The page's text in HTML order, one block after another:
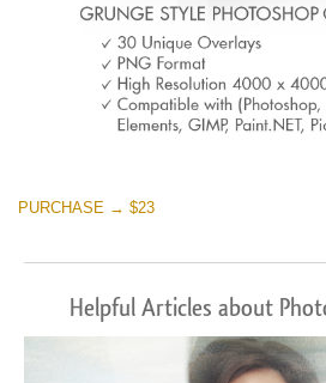
PURCHASE → $23
Helpful Articles about